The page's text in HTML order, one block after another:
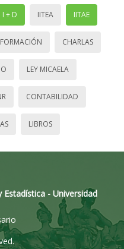
I + D IITEA IITAE
FORMACIÓN CHARLAS
LEY MICAELA
CONTABILIDAD
LIBROS
Estadística - Universidad